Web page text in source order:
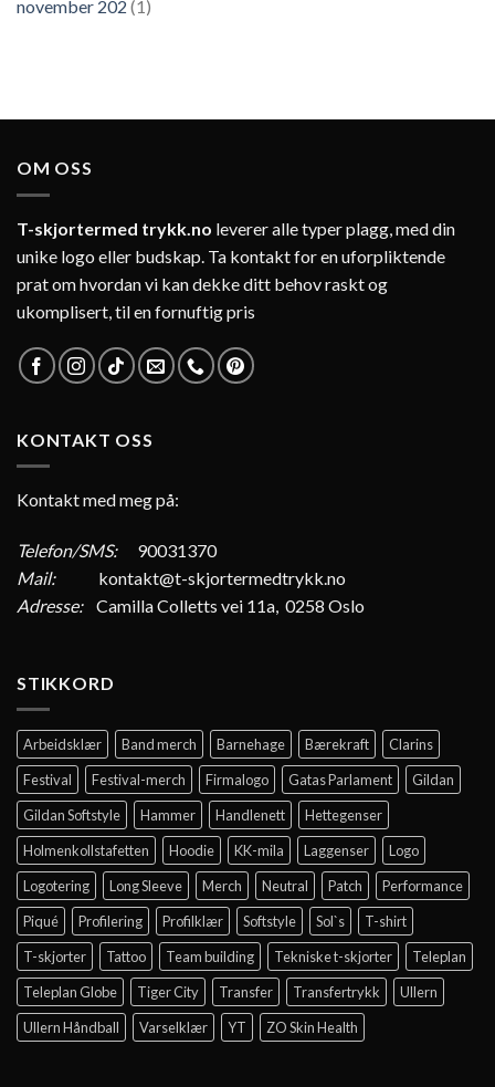
november 202 (1)
OM OSS
T-skjortermed trykk.no leverer alle typer plagg, med din
unike logo eller budskap. Ta kontakt for en uforpliktende
prat om hvordan vi kan dekke ditt behov raskt og
ukomplisert, til en fornuftig pris
KONTAKT OSS
Kontakt med meg på:
Telefon/SMS:
90031370
Mail:
kontakt@t-skjortermedtrykk.no
Adresse: Camilla Colletts vei 11a, 0258 Oslo
STIKKORD
Arbeidsklær Band merch Barnehage Bærekraft
Clarins
Festival
Festival-merch Firmalogo Gatas Parlament
Gildan
Gildan Softstyle
Hammer Handlenett
Hettegenser
Holmenkollstafetten
Hoodie KK-mila Laggenser
Logo
Logotering
Long Sleeve Merch Neutral Patch
Performance
Piqué
Profilering Profilklær Softstyle Sol`s
T-shirt
T-skjorter
Tattoo Team building Tekniske t-skjorter
Teleplan
Teleplan Globe
Tiger City Transfer Transfertrykk
Ullern
Ullern Håndball
Varselklær YT ZO Skin Health